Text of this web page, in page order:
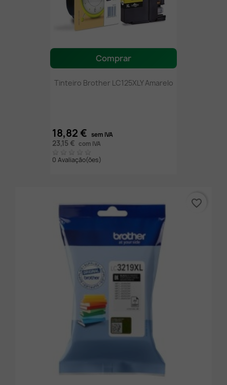
Comprar
Tinteiro Brother LC125XLY Amarelo
18,82 € sem IVA
23,15 € com IVA
0 Avaliação(ões)
favorite_border